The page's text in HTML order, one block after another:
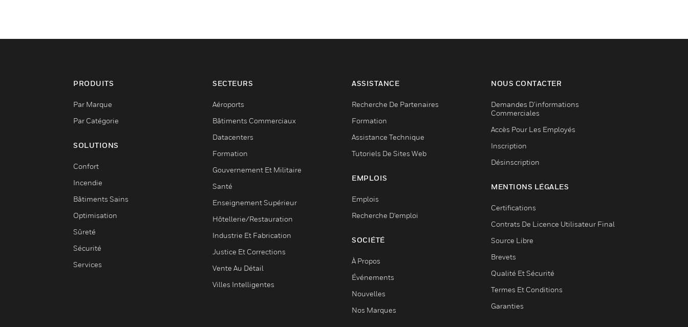
PRODUITS
Par Marque
Par Catégorie
SOLUTIONS
Confort
Incendie
Bâtiments Sains
Optimisation
Sûreté
Sécurité
Services
SECTEURS
Aéroports
Bâtiments Commerciaux
Datacenters
Formation
Gouvernement Et Militaire
Santé
Enseignement Supérieur
Hôtellerie/Restauration
Industrie Et Fabrication
Justice Et Corrections
Vente Au Détail
Villes Intelligentes
ASSISTANCE
Recherche De Partenaires
Formation
Assistance Technique
Tutoriels De Sites Web
EMPLOIS
Emplois
Recherche D'emploi
SOCIÉTÉ
À Propos
Événements
Nouvelles
Nos Marques
NOUS CONTACTER
Demandes D’informations
Commerciales
Accès Pour Les Employés
Inscription
Désinscription
MENTIONS LÉGALES
Certifications
Contrats De Licence Utilisateur Final
Source Libre
Brevets
Qualité Et Sécurité
Termes Et Conditions
Garanties